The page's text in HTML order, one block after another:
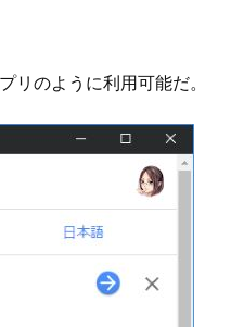
リのように利用可能だ。